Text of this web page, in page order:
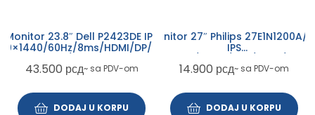
Monitor 23.8″ Dell P2423DE IPS
60Hz/8ms/HDMI/DP/USB-
43.500 рсд~ sa PDV-om
DODAJ U KORPU
Monitor 27″ Philips 27E1N1200A/
IPS
14.900 рсд~ sa PDV-om
DODAJ U KORPU